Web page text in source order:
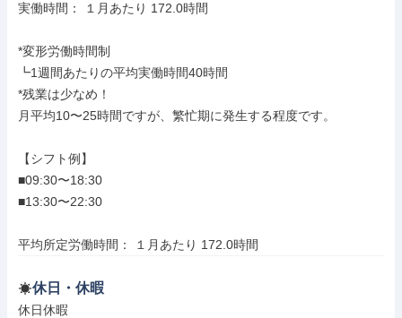
実働時間： １月あたり 172.0時間
*変形労働時間制
┗1週間あたりの平均実働時間40時間
*残業は少なめ！
月平均10〜25時間ですが、繁忙期に発生する程度です。
【シフト例】
■09:30〜18:30
■13:30〜22:30
平均所定労働時間： １月あたり 172.0時間
休日・休暇
休日休暇